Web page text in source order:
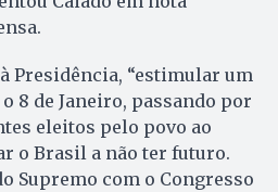
Presidência, “estimular um
8 de Janeiro, passando por
eleitos pelo povo ao
o Brasil a não ter futuro.
Supremo com o Congresso